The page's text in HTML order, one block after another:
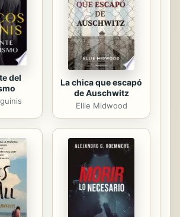
Alfonso Rey RESPUESTA AL
MANIFIESTO DEL DUQUE DE
BRAGANZA Edición de Soledad
Arredondo PANEGÍRICO A FELIPE IV...
del
La chica que escapó
de Auschwitz
Ellie Midwood